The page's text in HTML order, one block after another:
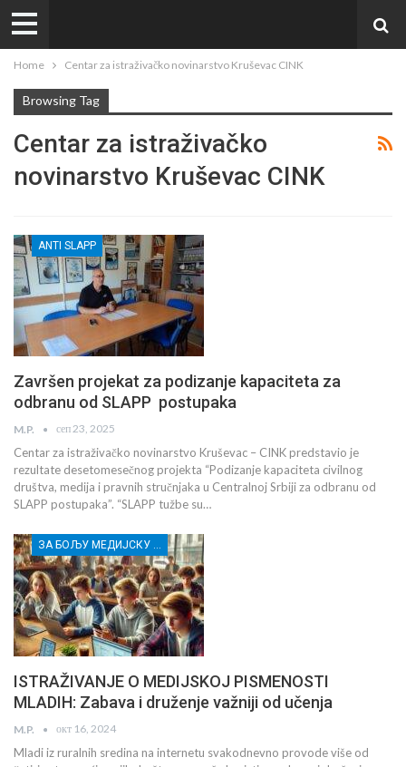
Home Centar za istraživačko novinarstvo Kruševac CINK
Browsing Tag
Centar za istraživačko
novinarstvo Kruševac CINK
ANTI SLAPP
Završen projekat za podizanje kapaciteta za
odbranu od SLAPP postupaka
M.P. сеп 23, 2025
Centar za istraživačko novinarstvo Kruševac – CINK predstavio je
rezultate desetomesečnog projekta “Podizanje kapaciteta civilnog
društva, medija i pravnih stručnjaka u Centralnoj Srbiji za odbranu od
SLAPP postupaka”. “SLAPP tužbe su…
ЗА БОЉУ МЕДИЈСКУ ПИСМЕНОСТ МЛАДИХ ИЗ РУРАЛНИХ СРЕДИНА И ПРИПАДНИЦА/КА РАЊИВИХ ГРУПА
ISTRAŽIVANJE O MEDIJSKOJ PISMENOSTI
MLADIH: Zabava i druženje važniji od učenja
M.P. окт 16, 2024
Mladi iz ruralnih sredina na internetu svakodnevno provode više od